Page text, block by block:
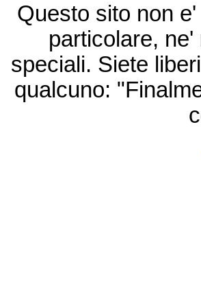
Questo sito non
particolare,
speciali. Siete
qualcuno: